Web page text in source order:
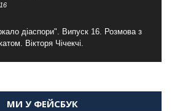
діаспори". Випуск 16. Розмова з
Вікторя Чічекчі.
про життя в Туреччині
МИ У ФЕЙСБУК